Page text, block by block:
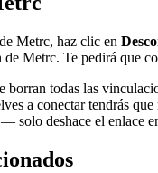
Metrc, haz clic en
Metrc. Te pedirá que
borran todas las
a conectar tendrás que
solo deshace el enlace